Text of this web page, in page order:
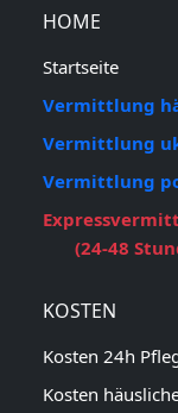
HOME
Startseite
Vermittlung
Vermittlung
Vermittlung
(24-48
KOSTEN
Kosten 24h
Kosten